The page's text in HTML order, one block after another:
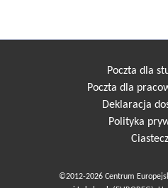
Poczta dla
Poczta dla
Deklaracja
Polityka
©2012-2026 Centrum